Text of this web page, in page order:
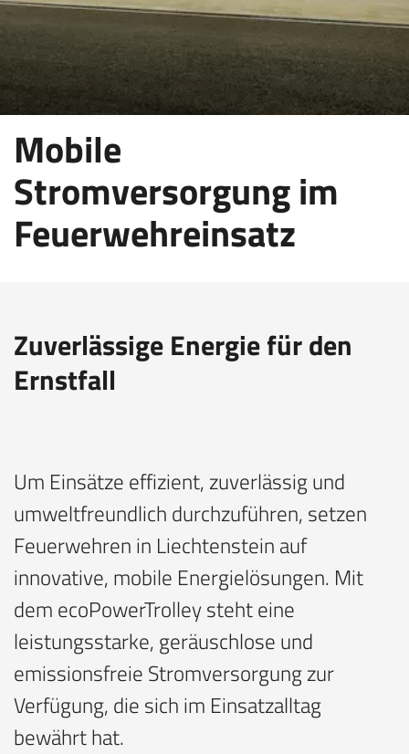
Mobile
Stromversorgung im
Feuerwehreinsatz
Zuverlässige Energie für den
Ernstfall
Um Einsätze effizient, zuverlässig und
umweltfreundlich durchzuführen, setzen
Feuerwehren in Liechtenstein auf
innovative, mobile Energielösungen. Mit
dem ecoPowerTrolley steht eine
leistungsstarke, geräuschlose und
emissionsfreie Stromversorgung zur
Verfügung, die sich im Einsatzalltag
bewährt hat.